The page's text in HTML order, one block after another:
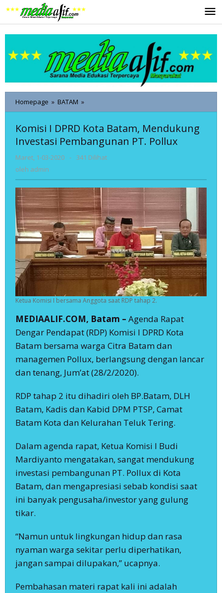
ke
konten
Homepage » BATAM »
I
Kota
Batam,
Mendukung
Investasi
Pollux
Komisi I DPRD Kota Batam, Mendukung
Investasi Pembangunan PT. Pollux
Maret, 1-03-2020 oleh
- 341 Dilihat
oleh admin
Ketua Komisi I bersama Anggota saat RDP tahap 2.
MEDIAALIF.COM, Batam – Agenda Rapat
Dengar Pendapat (RDP) Komisi I DPRD Kota
Batam bersama warga Citra Batam dan
managemen Pollux, berlangsung dengan lancar
dan tenang, Jum’at (28/2/2020).
RDP tahap 2 itu dihadiri oleh BP.Batam, DLH
Batam, Kadis dan Kabid DPM PTSP, Camat
Batam Kota dan Kelurahan Teluk Tering.
Dalam agenda rapat, Ketua Komisi I Budi
Mardiyanto mengatakan, sangat mendukung
investasi pembangunan PT. Pollux di Kota
Batam, dan mengapresiasi sebab kondisi saat
ini banyak pengusaha/investor yang gulung
tikar.
“Namun untuk lingkungan hidup dan rasa
nyaman warga sekitar perlu diperhatikan,
jangan sampai dilupakan,” ucapnya.
Pembahasan materi rapat kali ini adalah